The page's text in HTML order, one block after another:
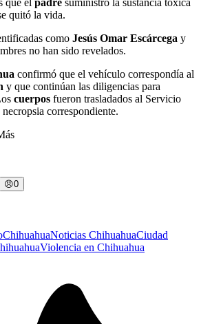
que el padre suministró la sustancia tóxica
quitó la vida.
como Jesús Omar Escárcega y
no han sido revelados.
confirmó que el vehículo correspondía al
y que continúan las diligencias para
cuerpos fueron trasladados al Servicio
correspondiente.
😠0
ChihuahuaNoticias ChihuahuaCiudad
Violencia en Chihuahua